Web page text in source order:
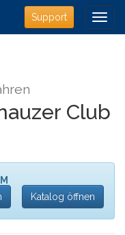
Support
Club
Katalog öffnen